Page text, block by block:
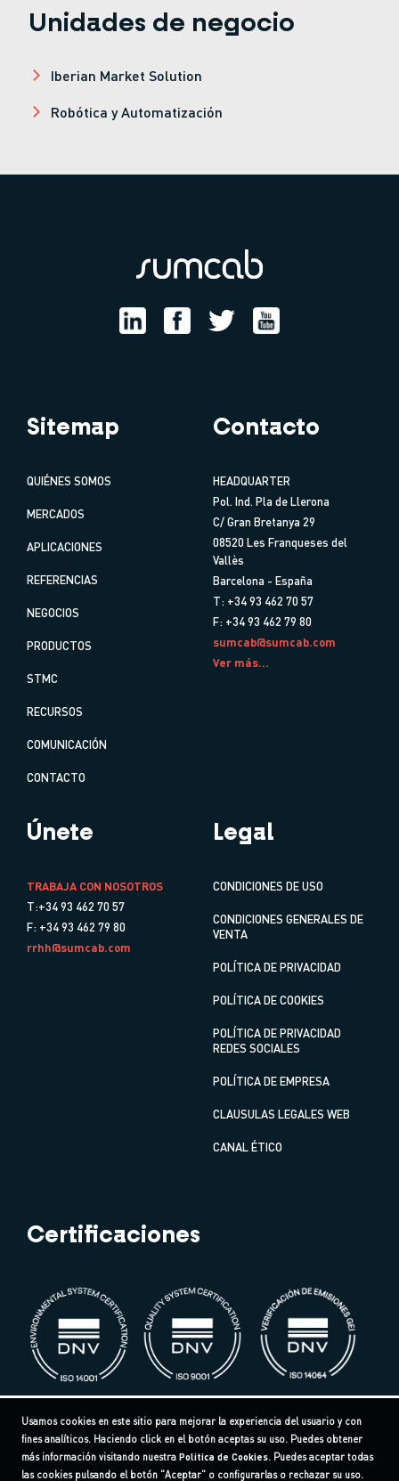
Unidades de negocio
Iberian Market Solution
Robótica y Automatización
Sitemap
QUIÉNES SOMOS
MERCADOS
APLICACIONES
REFERENCIAS
NEGOCIOS
PRODUCTOS
STMC
RECURSOS
COMUNICACIÓN
CONTACTO
Contacto
HEADQUARTER
Pol. Ind. Pla de Llerona
C/ Gran Bretanya 29
08520 Les Franqueses del
Vallès
Barcelona - España
T: +34 93 462 70 57
F: +34 93 462 79 80
sumcab@sumcab.com
Ver más...
Únete
TRABAJA CON NOSOTROS
T:+34 93 462 70 57
F: +34 93 462 79 80
rrhh@sumcab.com
Legal
CONDICIONES DE USO
CONDICIONES GENERALES DE
VENTA
POLÍTICA DE PRIVACIDAD
POLÍTICA DE COOKIES
POLÍTICA DE PRIVACIDAD
REDES SOCIALES
POLÍTICA DE EMPRESA
CLAUSULAS LEGALES WEB
CANAL ÉTICO
Certificaciones
Usamos cookies en este sitio para mejorar la experiencia del usuario y con
fines analíticos. Haciendo click en el botón aceptas su uso. Puedes obtener
más información visitando nuestra Política de Cookies. Puedes aceptar todas
las cookies pulsando el botón "Aceptar" o configurarlas o rechazar su uso.